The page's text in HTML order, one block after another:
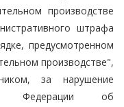
производстве
штрафа
предусмотренном
производстве",
за нарушение
Федерации об